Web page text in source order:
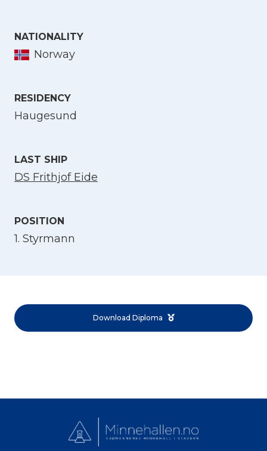
NATIONALITY
Norway
RESIDENCY
Haugesund
LAST SHIP
DS Frithjof Eide
POSITION
1. Styrmann
Download Diploma
Select Language
Norsk bokmål